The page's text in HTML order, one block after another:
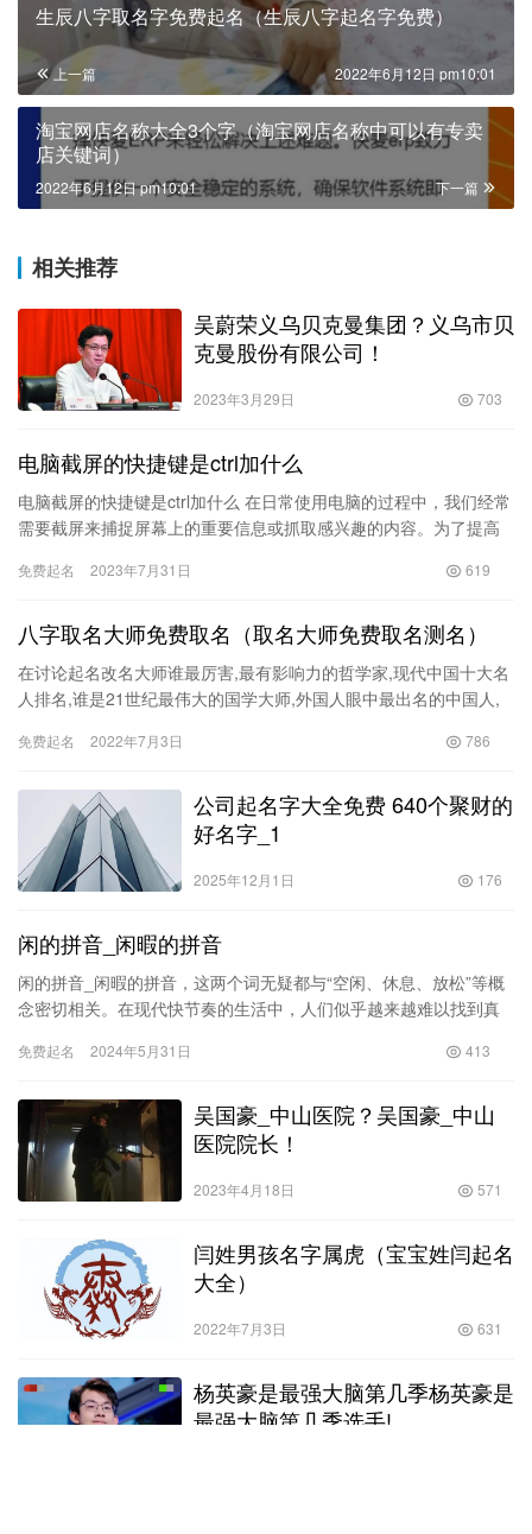
生辰八字取名字免费起名（生辰八字起名字免费）
上一篇 2022年6月12日 pm10:01
淘宝网店名称大全3个字（淘宝网店名称中可以有专卖
店关键词）
下一篇
2022年6月12日 pm10:01
相关推荐
吴蔚荣义乌贝克曼集团？义乌市贝
克曼股份有限公司！
2023年3月29日 703
电脑截屏的快捷键是ctrl加什么
电脑截屏的快捷键是ctrl加什么 在日常使用电脑的过程中，我们经常
需要截屏来捕捉屏幕上的重要信息或抓取感兴趣的内容。为了提高
免费起名 2023年7月31日 619
八字取名大师免费取名（取名大师免费取名测名）
在讨论起名改名大师谁最厉害,最有影响力的哲学家,现代中国十大名
人排名,谁是21世纪最伟大的国学大师,外国人眼中最出名的中国人,
免费起名 2022年7月3日 786
公司起名字大全免费 640个聚财的
好名字_1
2025年12月1日 176
闲的拼音_闲暇的拼音
闲的拼音_闲暇的拼音，这两个词无疑都与“空闲、休息、放松”等概
念密切相关。在现代快节奏的生活中，人们似乎越来越难以找到真
忙…
免费起名 2024年5月31日 413
吴国豪_中山医院？吴国豪_中山
医院院长！
2023年4月18日 571
闫姓男孩名字属虎（宝宝姓闫起名
大全）
2022年7月3日 631
杨英豪是最强大脑第几季杨英豪是
最强大脑第几季选手!